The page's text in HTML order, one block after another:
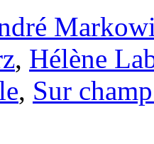
, Hélène
, Sur